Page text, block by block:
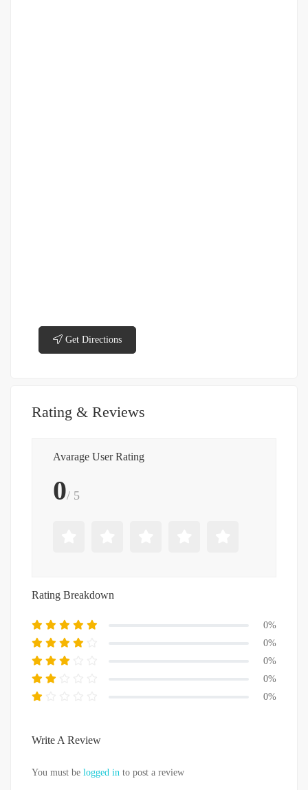
Get Directions
Rating & Reviews
Avarage User Rating
0/ 5
Rating Breakdown
0%
0%
0%
0%
0%
Write A Review
You must be logged in to post a review